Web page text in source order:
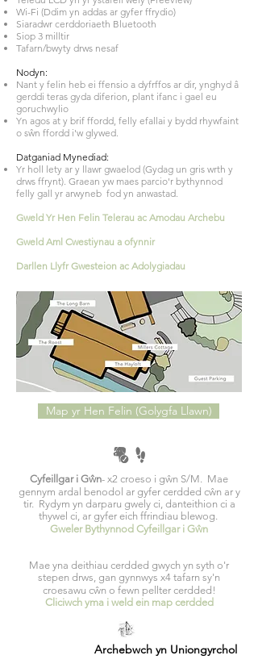
Wi-Fi (Ddim yn addas ar gyfer ffrydio)
Siaradwr cerddoriaeth Bluetooth
Siop 3 milltir
Tafarn/bwyty drws nesaf
Nodyn:
Nant y felin heb ei ffensio a dyfrffos ar dir, ynghyd â
gerddi teras gyda diferion, plant ifanc i gael eu
goruchwylio
Yn agos at y brif ffordd, felly efallai y bydd rhywfaint
o sŵn ffordd i'w glywed.
Datganiad Mynediad:
Yr holl lety ar y llawr gwaelod (Gydag un gris wrth y
drws ffrynt). Graean yw maes parcio'r bythynnod
felly gall yr arwyneb fod yn anwastad.
Gweld Yr Hen Felin Telerau ac Amodau Archebu
Gweld Aml Cwestiynau a ofynnir
Darllen Llyfr Gwesteion ac Adolygiadau
Map yr Hen Felin (Golygfa Llawn)
Cyfeillgar i Gŵn- x2 croeso i gŵn S/M. Mae
gennym ardal benodol ar gyfer cerdded cŵn ar y
tir. Rydym yn darparu gwely ci, danteithion ci a
thywel ci, ar gyfer eich ffrindiau blewog.
Gweler Bythynnod Cyfeillgar i Gŵn
Mae yna deithiau cerdded gwych yn syth o'r
stepen drws, gan gynnwys x4 tafarn sy'n
croesawu cŵn o fewn pellter cerdded!
Cliciwch yma i weld ein map cerdded
Archebwch yn Uniongyrchol